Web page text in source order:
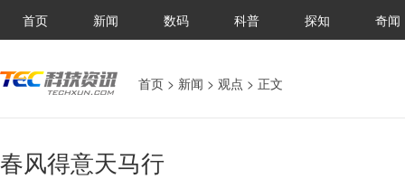
首页 新闻 数码 科普 探知 奇闻
首页 > 新闻 > 观点 > 正文
春风得意天马行